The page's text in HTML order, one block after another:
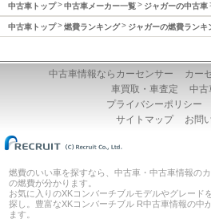
中古車トップ 中古車メーカー一覧 ジャガーの中古車
中古車トップ 燃費ランキング ジャガーの燃費ランキ
中古車情報ならカーセンサー
カー
車買取・車査定
中古
プライバシーポリシー
サイトマップ
お問
燃費のいい車を探すなら、中古車・中古車情報の
の燃費が分かります。
お気に入りのXKコンバーチブルモデルやグレード
探し。豊富なXKコンバーチブル R中古車情報の中
ます。